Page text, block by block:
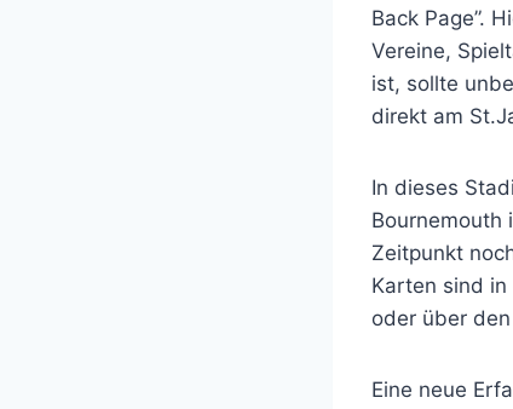
Back Page”.
Vereine,
ist, sollte
direkt am
In dieses
Bournemouth
Zeitpunkt
Karten sind
oder über
Eine neue